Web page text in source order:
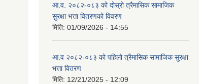
आ.व. २०८२-०८३ को दोस्रो त्रैमासिक सामाजिक
सुरक्षा भत्ता वितरणको विवरण
मिति: 01/09/2026 - 14:55
आ.व २०८२-०८३ को पहिलो त्रैमासिक सामाजिक सुरक्षा
भत्ता वितरण
मिति: 12/21/2025 - 12:09